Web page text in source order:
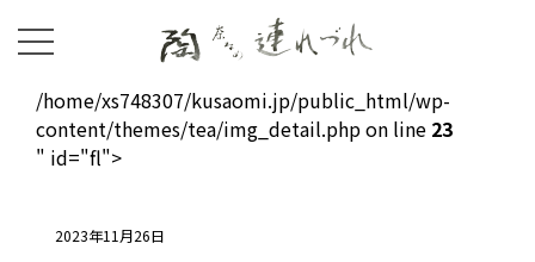
/home/xs748307/kusaomi.jp/public_html/wp-
content/themes/tea/img_detail.php on line 23
" id="fl">
2023年11月26日